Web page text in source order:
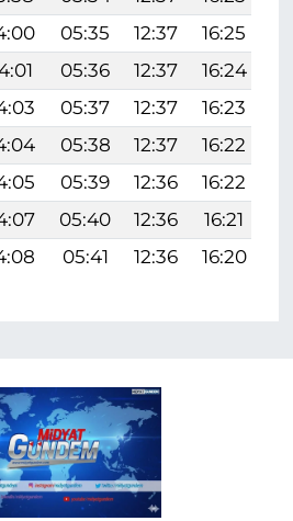
05:35 12:37 16:25
05:36 12:37 16:24
05:37 12:37 16:23
05:38 12:37 16:22
05:39 12:36 16:22
05:40 12:36 16:21
05:41 12:36 16:20